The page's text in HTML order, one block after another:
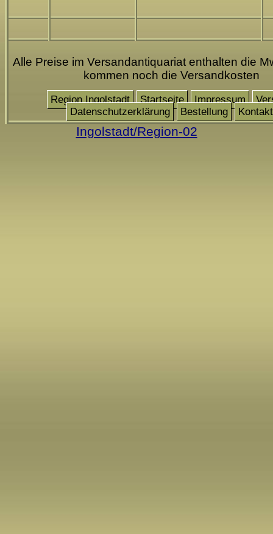
Alle Preise im Versandantiquariat enthalten die
kommen noch die Versandkosten
Region Ingolstadt Startseite Impressum
Datenschutzerklärung
Bestellung Kontakt
Ingolstadt/Region-02